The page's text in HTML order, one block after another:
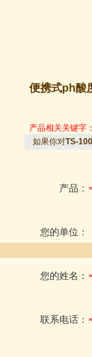
便携式ph酸
产品相关关键字：
如果你对TS-
产品：
您的单位：
您的姓名：
联系电话：